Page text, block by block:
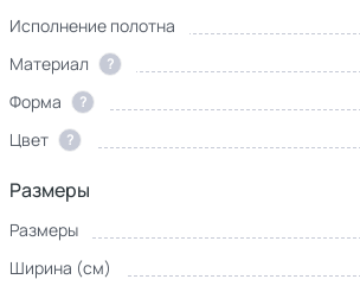
Исполнение полотна
Материал
?
Форма
?
Цвет
?
Размеры
Размеры
Ширина (см)